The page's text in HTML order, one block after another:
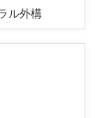
ル外構